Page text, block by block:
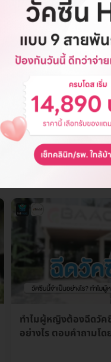
10330
Bangkok
อาคาร BAAC เลขที่
กรุงเทพมหานคร 10260
ทำไมผู้หญิงต้องฉีดวัค
อย่างไร ตอบคำถามโ